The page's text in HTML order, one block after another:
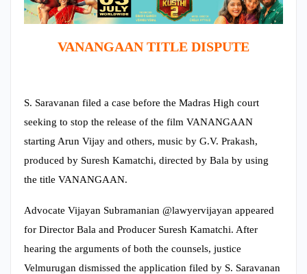
VANANGAAN TITLE DISPUTE
S. Saravanan filed a case before the Madras High court
seeking to stop the release of the film VANANGAAN
starting Arun Vijay and others, music by G.V. Prakash,
produced by Suresh Kamatchi, directed by Bala by using
the title VANANGAAN.
Advocate Vijayan Subramanian @lawyervijayan appeared
for Director Bala and Producer Suresh Kamatchi. After
hearing the arguments of both the counsels, justice
Velmurugan dismissed the application filed by S. Saravanan